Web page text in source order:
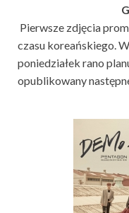
Pierwsze zdjęcia
czasu koreańskiego.
poniedziałek rano
opublikowany